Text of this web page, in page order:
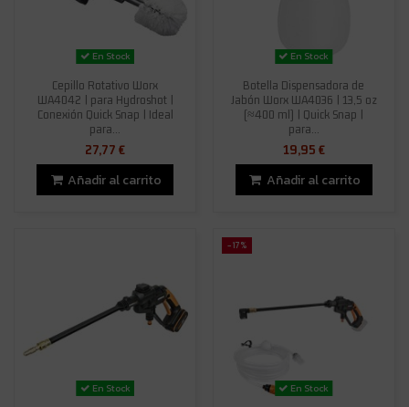
En Stock
Cepillo Rotativo Worx
WA4042 | para Hydroshot |
Conexión Quick Snap | Ideal
para...
27,77 €
Añadir al carrito
En Stock
Botella Dispensadora de
Jabón Worx WA4036 | 13,5 oz
(≈400 ml) | Quick Snap |
para...
19,95 €
Añadir al carrito
En Stock
-17%
En Stock